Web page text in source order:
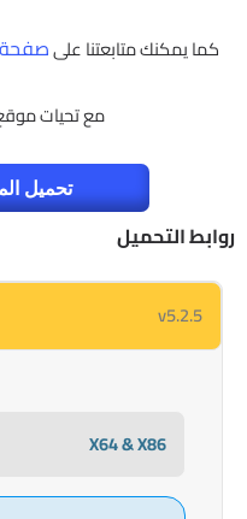
كما يمكنك متابعتنا علىصفحة
مع تحيات
تحميل
روابط التحميل
v5.2.5
X64 & X86